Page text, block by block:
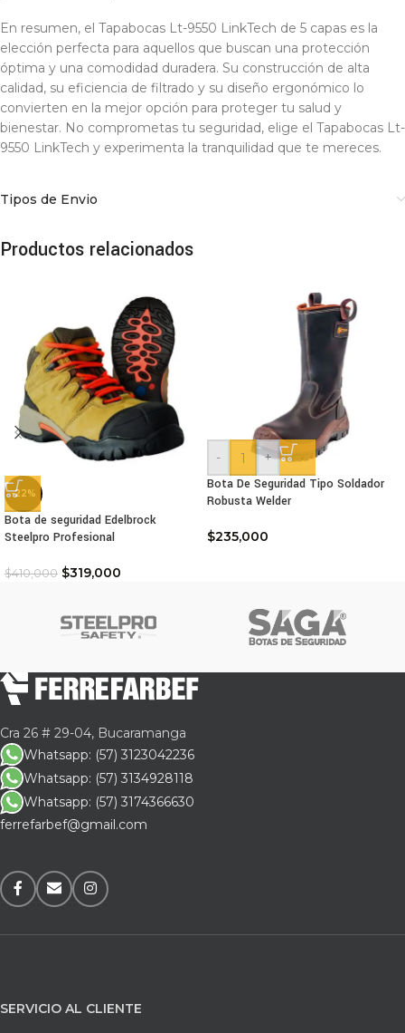
En resumen, el Tapabocas Lt-9550 LinkTech de 5 capas es la
elección perfecta para aquellos que buscan una protección
óptima y una comodidad duradera. Su construcción de alta
calidad, su eficiencia de filtrado y su diseño ergonómico lo
convierten en la mejor opción para proteger tu salud y
bienestar. No comprometas tu seguridad, elige el Tapabocas Lt-
9550 LinkTech y experimenta la tranquilidad que te mereces.
Tipos de Envio
Productos relacionados
-22%
Bota de seguridad Edelbrock
Steelpro Profesional
$410,000 $319,000
-
+
Bota De Seguridad Tipo Soldador
Robusta Welder
$235,000
Cra 26 # 29-04, Bucaramanga
Whatsapp: (57) 3123042236
Whatsapp: (57) 3134928118
Whatsapp: (57) 3174366630
ferrefarbef@gmail.com
SERVICIO AL CLIENTE